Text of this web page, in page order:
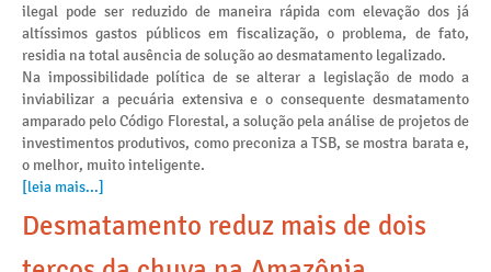
ilegal pode ser reduzido de maneira rápida com elevação dos já
altíssimos gastos públicos em fiscalização, o problema, de fato,
residia na total ausência de solução ao desmatamento legalizado.
Na impossibilidade política de se alterar a legislação de modo a
inviabilizar a pecuária extensiva e o consequente desmatamento
amparado pelo Código Florestal, a solução pela análise de projetos de
investimentos produtivos, como preconiza a TSB, se mostra barata e,
o melhor, muito inteligente.
[leia mais...]
Desmatamento reduz mais de dois